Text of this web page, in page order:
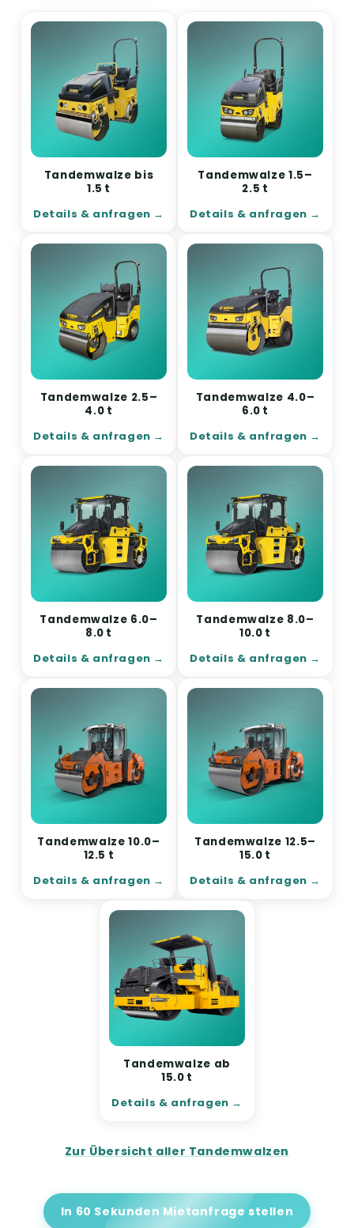
Tandemwalze bis
1.5 t
Details & anfragen
Tandemwalze 1.5–
2.5 t
Details & anfragen
Tandemwalze 2.5–
4.0 t
Details & anfragen
Tandemwalze 4.0–
6.0 t
Details & anfragen
Tandemwalze 6.0–
8.0 t
Details & anfragen
Tandemwalze 8.0–
10.0 t
Details & anfragen
Tandemwalze 10.0–
12.5 t
Details & anfragen
Tandemwalze 12.5–
15.0 t
Details & anfragen
Tandemwalze ab
15.0 t
Details & anfragen
Zur Übersicht aller Tandemwalzen
In 60 Sekunden Mietanfrage stellen